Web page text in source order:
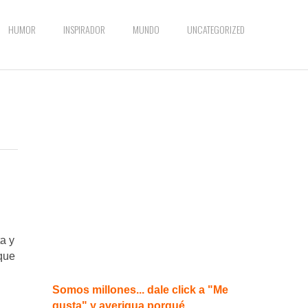
HUMOR INSPIRADOR MUNDO UNCATEGORIZED
y
Somos millones... dale click a "Me
gusta" y averigua porqué